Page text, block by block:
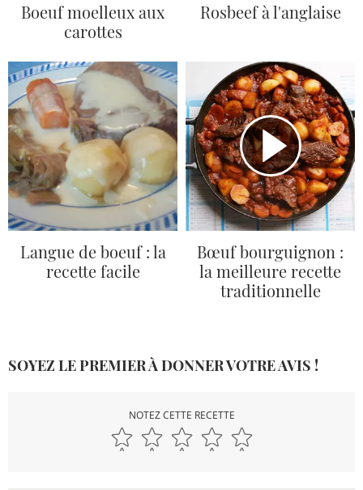
Boeuf moelleux aux
carottes
Rosbeef à l'anglaise
Langue de boeuf : la
recette facile
Bœuf bourguignon :
la meilleure recette
traditionnelle
SOYEZ LE PREMIER À DONNER VOTRE AVIS !
NOTEZ CETTE RECETTE